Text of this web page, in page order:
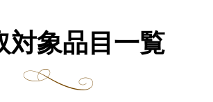
対象品目一覧